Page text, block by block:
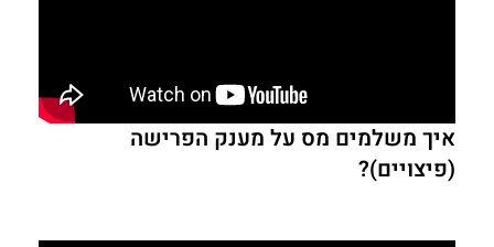
איך משלמים מס על מענק הפרישה
(פיצויים)?